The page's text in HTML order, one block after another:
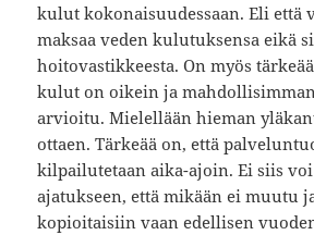
kulut kokonaisuudessaan. Eli että
maksaa veden kulutuksensa eikä
hoitovastikkeesta. On myös
kulut on oikein ja
arvioitu. Mielellään hieman
ottaen. Tärkeää on, että
kilpailutetaan aika-ajoin. Ei siis
ajatukseen, että mikään ei muutu
kopioitaisiin vaan edellisen